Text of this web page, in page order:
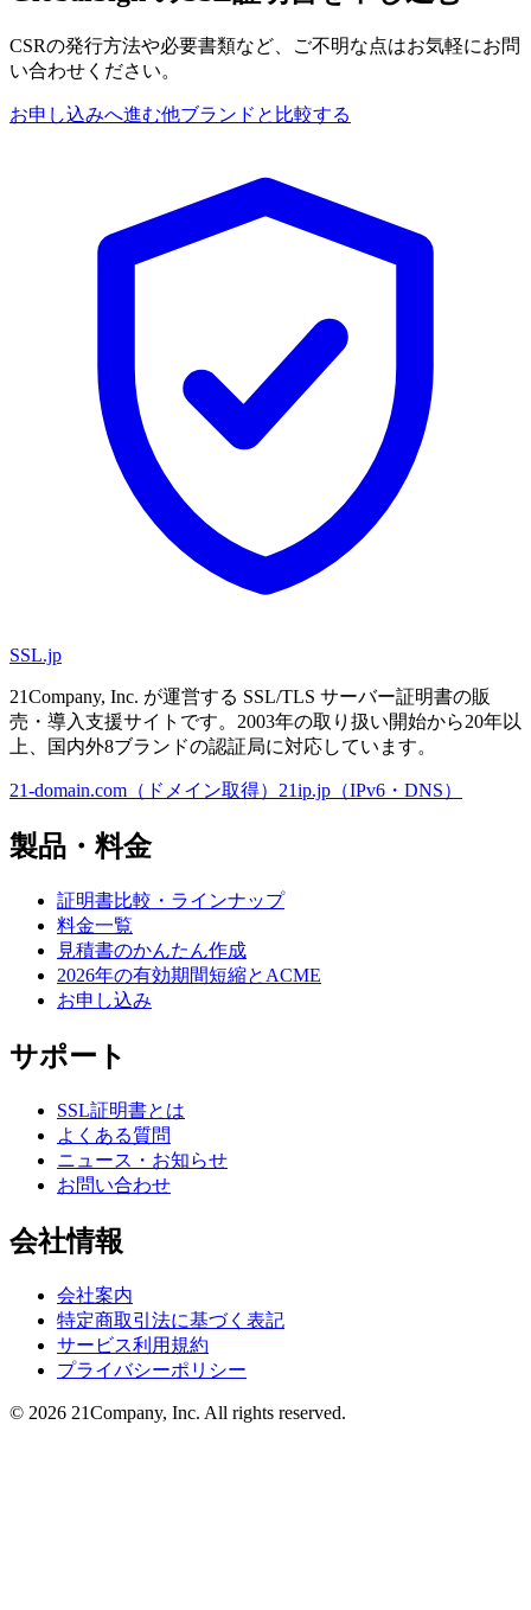
CSRの発行方法や必要書類など、ご不明な点はお気軽にお問
い合わせください。
お申し込みへ進む他ブランドと比較する
SSL.jp
21Company, Inc. が運営する SSL/TLS サーバー証明書の販
売・導入支援サイトです。2003年の取り扱い開始から20年以
上、国内外8ブランドの認証局に対応しています。
21-domain.com（ドメイン取得） 21ip.jp（IPv6・DNS）
製品・料金
証明書比較・ラインナップ
料金一覧
見積書のかんたん作成
2026年の有効期間短縮とACME
お申し込み
サポート
SSL証明書とは
よくある質問
ニュース・お知らせ
お問い合わせ
会社情報
会社案内
特定商取引法に基づく表記
サービス利用規約
プライバシーポリシー
© 2026 21Company, Inc. All rights reserved.